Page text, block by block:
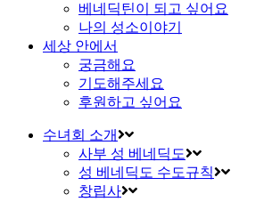
베네딕틴이 되고 싶어요
나의 성소이야기
세상 안에서
궁금해요
기도해주세요
후원하고 싶어요
수녀회 소개
사부 성 베네딕도
성 베네딕도 수도규칙
창립사